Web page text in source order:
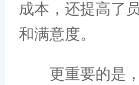
成本，还提高了
和满意度。
更重要的是，